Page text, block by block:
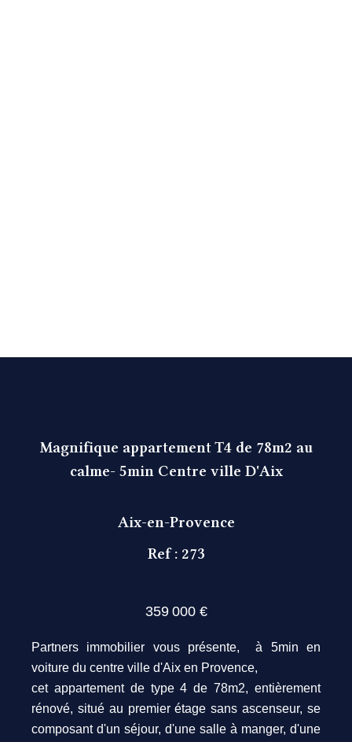
Magnifique appartement T4 de 78m2 au
calme- 5min Centre ville D'Aix
Aix-en-Provence
Ref : 273
359 000 €
Partners immobilier vous présente, à 5min en
voiture du centre ville d'Aix en Provence,
cet appartement de type 4 de 78m2, entièrement
rénové, situé au premier étage sans ascenseur, se
composant d'un séjour, d'une salle à manger, d'une